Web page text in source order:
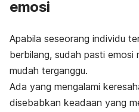
emosi
Apabila seseorang individu
berbilang, sudah pasti emosi
mudah terganggu.
Ada yang mengalami
disebabkan keadaan yang